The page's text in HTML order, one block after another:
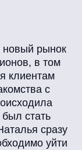
новый рынок
в том
клиентам
с
стать
сразу
уйти